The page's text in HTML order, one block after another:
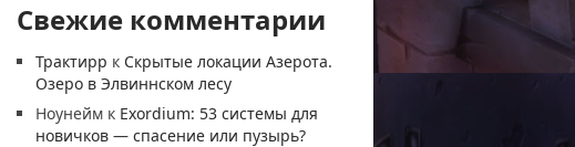
Свежие комментарии
Трактирр к Скрытые локации Азерота.
Озеро в Элвиннском лесу
Ноунейм к Exordium: 53 системы для
новичков — спасение или пузырь?